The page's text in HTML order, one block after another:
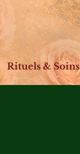
Rituels & Soins